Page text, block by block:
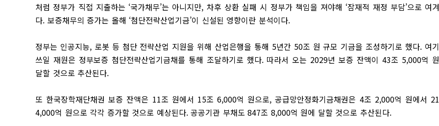
처럼 정부가 직접 지출하는 ‘국가채무’는 아니지만, 차후 상환 실패 시 정부가 책임을 져야해 ‘잠재적 재정 부담’으로 여
다. 보증채무의 증가는 올해 ‘첨단전략산업기금’이 신설된 영향이란 분석이다.
정부는 인공지능, 로봇 등 첨단 전략산업 지원을 위해 산업은행을 통해 5년간 50조 원 규모 기금을 조성하기로 했다. 여
쓰일 재원은 정부보증 첨단전략산업기금채를 통해 조달하기로 했다. 따라서 오는 2029년 보증 잔액이 43조 5,000억
달할 것으로 추산된다.
또 한국장학재단채권 보증 잔액은 11조 원에서 15조 6,000억 원으로, 공급망안정화기금채권은 4조 2,000억 원에서
4,000억 원으로 각각 증가할 것으로 예상된다. 공공기관 부채도 847조 8,000억 원에 달할 것으로 추산된다.